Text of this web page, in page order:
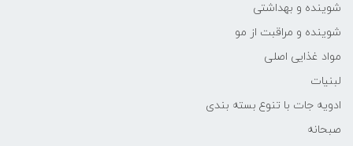
شوینده و بهداشتی
شوینده و مراقبت از مو
مواد غذایی اصلی
لبنیات
ادویه جات با تنوع بسته بندی
صبحانه